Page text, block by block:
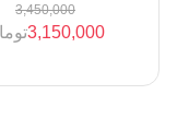
3,450,000
3,150,000